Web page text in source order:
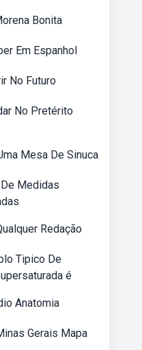
Bonita
Em Espanhol
No Futuro
No Pretérito
Mesa De Sinuca
Medidas
Redação
Tipico De
é
Anatomia
Gerais Mapa